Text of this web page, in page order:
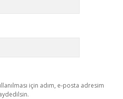
için adım, e-posta adresim